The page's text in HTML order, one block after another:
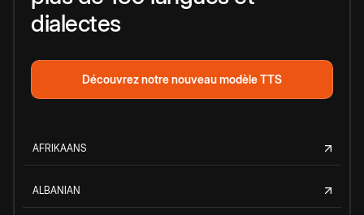
dialectes
Découvrez notre nouveau modèle TTS
AFRIKAANS
ALBANIAN